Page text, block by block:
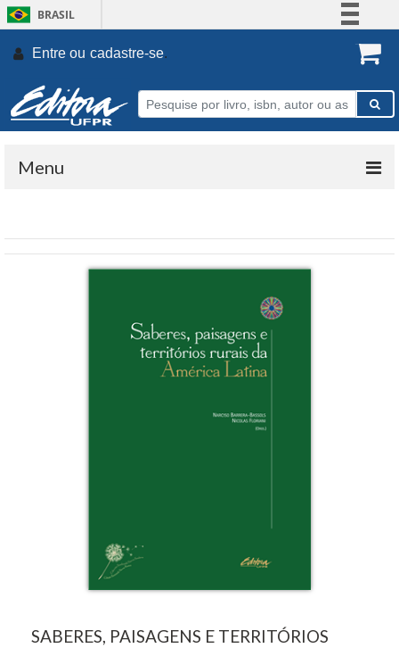
BRASIL
Participe
Entre ou cadastre-se.
Menu
SABERES, PAISAGENS E TERRITÓRIOS